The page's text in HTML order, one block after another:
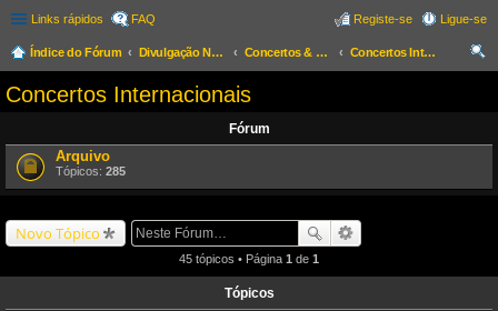
Links rápidos FAQ Ligue-se
Registe-se
Índice do Fórum Divulgação Nacional Concertos & Eventos
Concertos Internacionais
Concertos Internacionais
Fórum
Arquivo
Tópicos: 285
Novo Tópico
45 tópicos • Página 1 de 1
Tópicos